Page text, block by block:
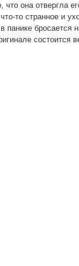
она отвергла
то странное и
бросается
состоится